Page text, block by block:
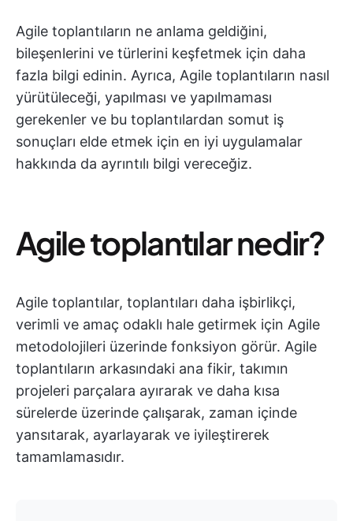
Agile toplantıların ne anlama geldiğini,
bileşenlerini ve türlerini keşfetmek için daha
fazla bilgi edinin. Ayrıca, Agile toplantıların nasıl
yürütüleceği, yapılması ve yapılmaması
gerekenler ve bu toplantılardan somut iş
sonuçları elde etmek için en iyi uygulamalar
hakkında da ayrıntılı bilgi vereceğiz.
Agile toplantılar nedir?
Agile toplantılar, toplantıları daha işbirlikçi,
verimli ve amaç odaklı hale getirmek için Agile
metodolojileri üzerinde fonksiyon görür. Agile
toplantıların arkasındaki ana fikir, takımın
projeleri parçalara ayırarak ve daha kısa
sürelerde üzerinde çalışarak, zaman içinde
yansıtarak, ayarlayarak ve iyileştirerek
tamamlamasıdır.